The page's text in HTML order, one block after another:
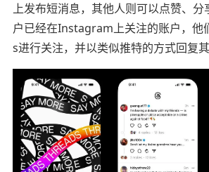
上发布短消息，其他人则可以点赞、分
户已经在Instagram上关注的账户，他
s进行关注，并以类似推特的方式回复其